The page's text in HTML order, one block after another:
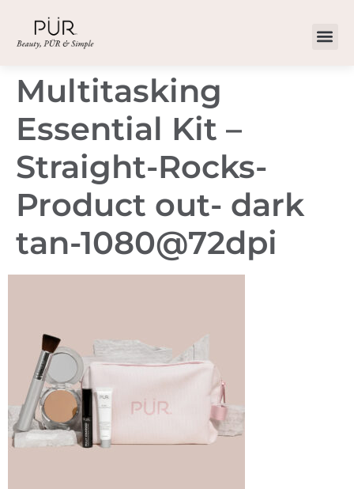
Multitasking
Essential Kit –
Straight-Rocks-
Product out- dark
tan-1080@72dpi